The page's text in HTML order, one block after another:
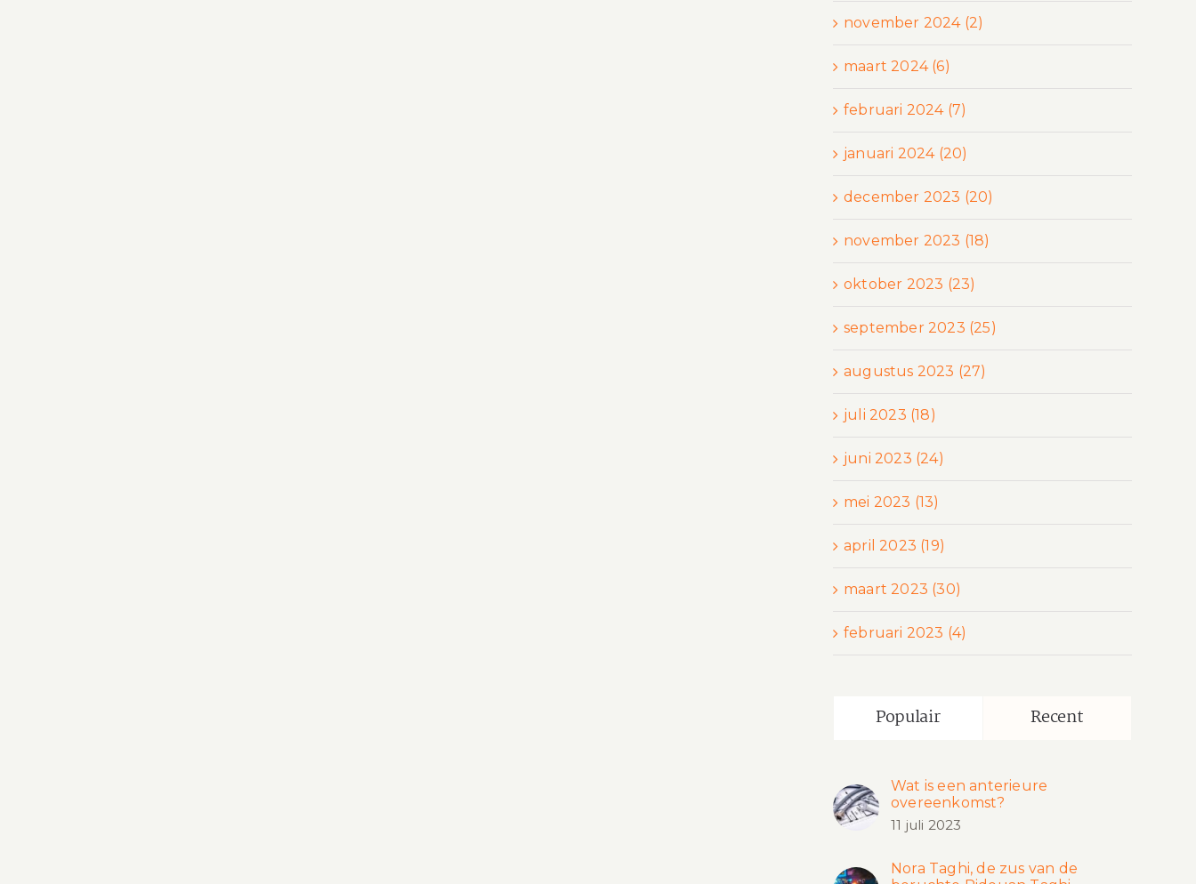
november 2024 (2)
maart 2024 (6)
februari 2024 (7)
januari 2024 (20)
december 2023 (20)
november 2023 (18)
oktober 2023 (23)
september 2023 (25)
augustus 2023 (27)
juli 2023 (18)
juni 2023 (24)
mei 2023 (13)
april 2023 (19)
maart 2023 (30)
februari 2023 (4)
Populair Recent
Wat is een anterieure
overeenkomst?
11 juli 2023
Nora Taghi, de zus van de